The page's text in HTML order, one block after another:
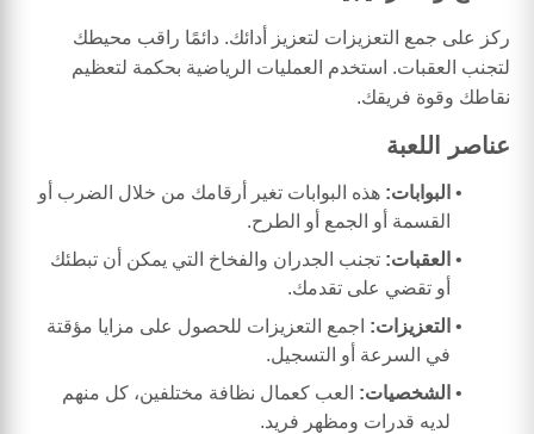
ركز على جمع التعزيزات لتعزيز أدائك. دائمًا راقب محيطك
لتجنب العقبات. استخدم العمليات الرياضية بحكمة لتعظيم
نقاطك وقوة فريقك.
عناصر اللعبة
البوابات: هذه البوابات تغير أرقامك من خلال الضرب أو
القسمة أو الجمع أو الطرح.
العقبات: تجنب الجدران والفخاخ التي يمكن أن تبطئك
أو تقضي على تقدمك.
التعزيزات: اجمع التعزيزات للحصول على مزايا مؤقتة
في السرعة أو التسجيل.
الشخصيات: العب كعمال نظافة مختلفين، كل منهم
لديه قدرات ومظهر فريد.